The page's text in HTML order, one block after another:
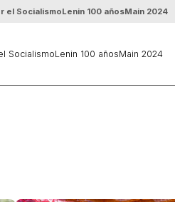
el SocialismoLenin 100 añosMain 2024
SocialismoLenin 100 añosMain 2024